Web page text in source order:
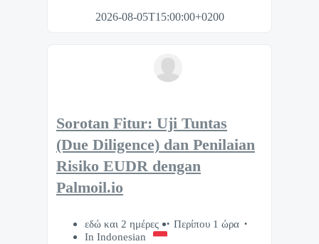
2026-08-05T15:00:00+0200
Sorotan Fitur: Uji Tuntas
(Due Diligence) dan Penilaian
Risiko EUDR dengan
Palmoil.io
εδώ και 2 ημέρες
Περίπου 1 ώρα
In Indonesian